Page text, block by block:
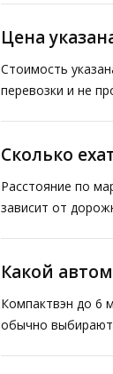
Цена
Стоимость
перевозки и не
Сколько
Расстояние по
зависит от
Какой
Компактвэн до 6
обычно выбирают